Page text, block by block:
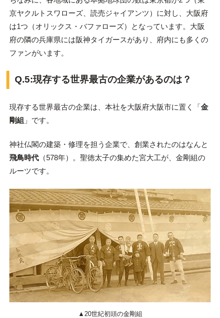
京ヤクルトスワローズ、読売ジャイアンツ）に対し、大阪府
は1つ（オリックス・バファローズ）となっています。大阪
府の隣の兵庫県には阪神タイガースがあり、府内にも多くの
ファンがいます。
Q.5:現存する世界最古の企業があるのは？
現存する世界最古の企業は、本社を大阪府大阪市に置く「金
剛組 」です。
神社仏閣の建築・修理を担う企業で、創業されたのはなんと
飛鳥時代（578年）。聖徳太子の集めた宮大工が、金剛組の
ルーツです。
▲20世紀初頭の金剛組